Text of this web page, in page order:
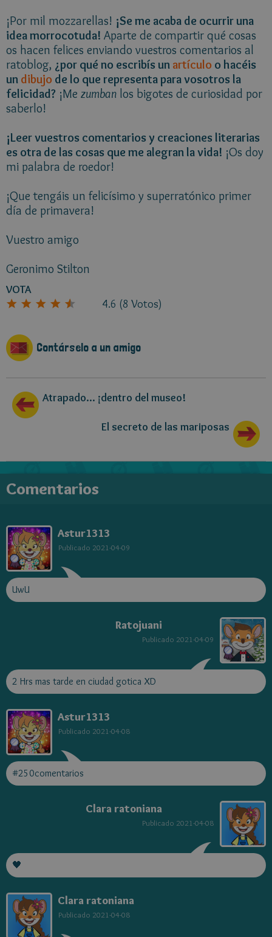
¡Por mil mozzarellas! ¡Se me acaba de ocurrir una
idea morrocotuda! Aparte de compartir qué cosas
os hacen felices enviando vuestros comentarios al
ratoblog, ¿por qué no escribís un artículo o hacéis
un dibujo de lo que representa para vosotros la
felicidad? ¡Me zumban los bigotes de curiosidad por
saberlo!
¡Leer vuestros comentarios y creaciones literarias
es otra de las cosas que me alegran la vida! ¡Os doy
mi palabra de roedor!
¡Que tengáis un felicísimo y superratónico primer
día de primavera!
Vuestro amigo
Geronimo Stilton
VOTA
4.6 (8 Votos)
Contárselo a un amigo
Atrapado... ¡dentro del museo!
El secreto de las mariposas
Comentarios
Astur1313
Publicado 2021-04-09
UwU
Ratojuani
Publicado 2021-04-09
2 Hrs mas tarde en ciudad gotica XD
Astur1313
Publicado 2021-04-08
#250comentarios
Clara ratoniana
Publicado 2021-04-08
🖤
Clara ratoniana
Publicado 2021-04-08